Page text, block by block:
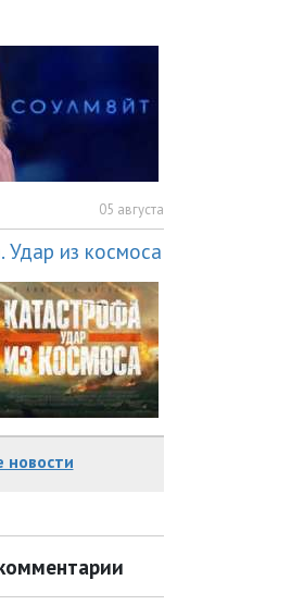
05 августа
Удар из космоса
новости